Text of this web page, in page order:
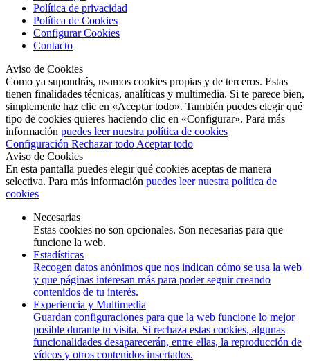
Política de privacidad
Política de Cookies
Configurar Cookies
Contacto
Aviso de Cookies
Como ya supondrás, usamos cookies propias y de terceros. Estas
tienen finalidades técnicas, analíticas y multimedia. Si te parece bien,
simplemente haz clic en «Aceptar todo». También puedes elegir qué
tipo de cookies quieres haciendo clic en «Configurar». Para más
información puedes leer nuestra política de cookies
Configuración Rechazar todo Aceptar todo
Aviso de Cookies
En esta pantalla puedes elegir qué cookies aceptas de manera
selectiva. Para más información puedes leer nuestra política de
cookies
Necesarias
Estas cookies no son opcionales. Son necesarias para que
funcione la web.
Estadísticas
Recogen datos anónimos que nos indican cómo se usa la web
y que páginas interesan más para poder seguir creando
contenidos de tu interés.
Experiencia y Multimedia
Guardan configuraciones para que la web funcione lo mejor
posible durante tu visita. Si rechaza estas cookies, algunas
funcionalidades desaparecerán, entre ellas, la reproducción de
vídeos y otros contenidos insertados.